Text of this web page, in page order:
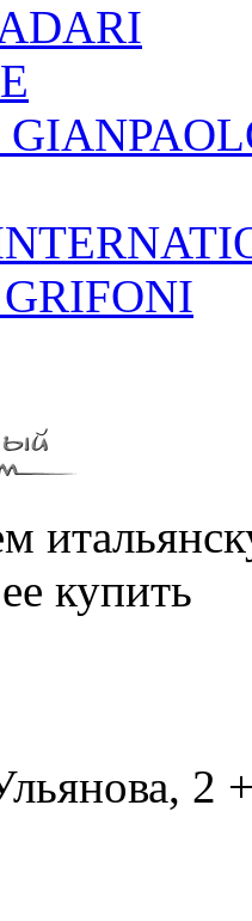
купить
2